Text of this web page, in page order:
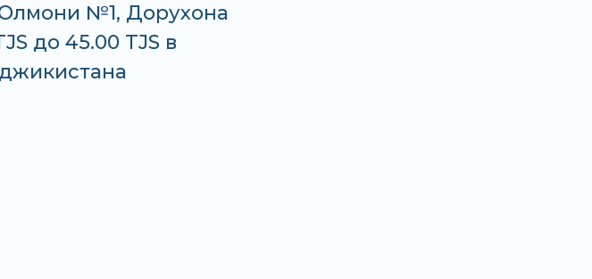
Олмони №1, Дорухона
до 45.00 TJS в